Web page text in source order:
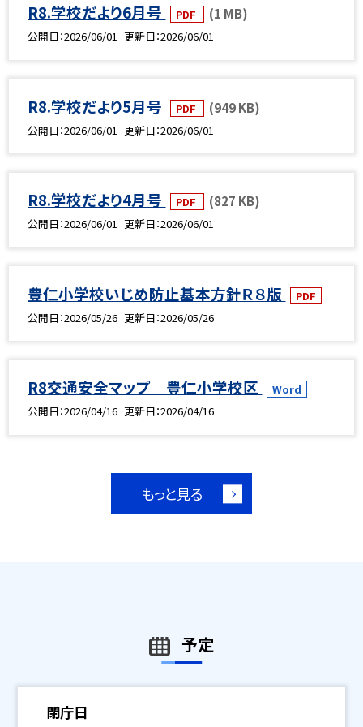
R8.学校だより6月号 PDF (1 MB)
公開日 2026/06/01 更新日 2026/06/01
R8.学校だより5月号 PDF (949 KB)
公開日 2026/06/01 更新日 2026/06/01
R8.学校だより4月号 PDF (827 KB)
公開日 2026/06/01 更新日 2026/06/01
豊仁小学校いじめ防止基本方針Ｒ８版
PDF
公開日 2026/05/26 更新日 2026/05/26
R8交通安全マップ 豊仁小学校区
Word
公開日 2026/04/16 更新日 2026/04/16
もっと見る
予定
閉庁日